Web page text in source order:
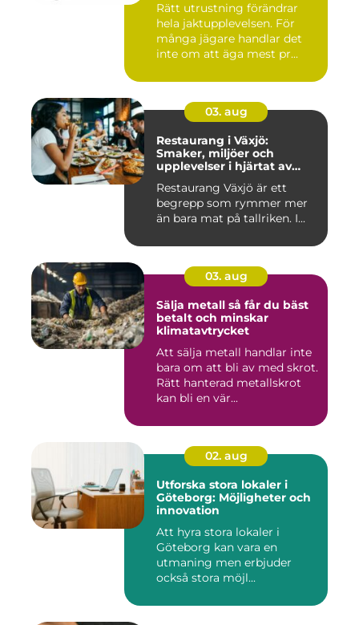
Rätt utrustning förändrar
hela jaktupplevelsen. För
många jägare handlar det
inte om att äga mest pr...
03. aug
Restaurang i Växjö:
Smaker, miljöer och
upplevelser i hjärtat av
Restaurang Växjö är ett
begrepp som rymmer mer
än bara mat på tallriken. I...
03. aug
Sälja metall så får du bäst
betalt och minskar
klimatavtrycket
Att sälja metall handlar inte
bara om att bli av med skrot.
Rätt hanterad metallskrot
kan bli en vär...
02. aug
Utforska stora lokaler i
Göteborg: Möjligheter och
innovation
Att hyra stora lokaler i
Göteborg kan vara en
utmaning men erbjuder
också stora möjl...